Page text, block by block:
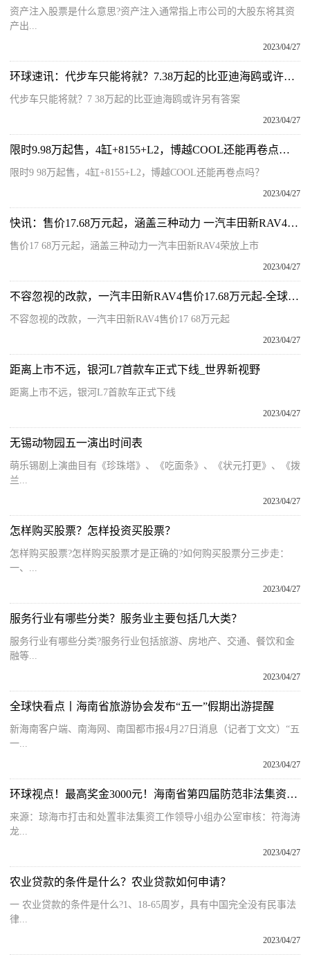
资产注入股票是什么意思?资产注入通常指上市公司的大股东将其资
产出...
2023/04/27
环球速讯：代步车只能将就？7.38万起的比亚迪海鸥或许另有答案
代步车只能将就？7 38万起的比亚迪海鸥或许另有答案
2023/04/27
限时9.98万起售，4缸+8155+L2，博越COOL还能再卷点吗？|每日简讯
限时9 98万起售，4缸+8155+L2，博越COOL还能再卷点吗？
2023/04/27
快讯：售价17.68万元起，涵盖三种动力 一汽丰田新RAV4荣放上市
售价17 68万元起，涵盖三种动力一汽丰田新RAV4荣放上市
2023/04/27
不容忽视的改款，一汽丰田新RAV4售价17.68万元起-全球百事通
不容忽视的改款，一汽丰田新RAV4售价17 68万元起
2023/04/27
距离上市不远，银河L7首款车正式下线_世界新视野
距离上市不远，银河L7首款车正式下线
2023/04/27
无锡动物园五一演出时间表
萌乐锡剧上演曲目有《珍珠塔》、《吃面条》、《状元打更》、《拨
兰...
2023/04/27
怎样购买股票？怎样投资买股票？
怎样购买股票?怎样购买股票才是正确的?如何购买股票分三步走：
一、...
2023/04/27
服务行业有哪些分类？服务业主要包括几大类？
服务行业有哪些分类?服务行业包括旅游、房地产、交通、餐饮和金
融等...
2023/04/27
全球快看点丨海南省旅游协会发布“五一”假期出游提醒
新海南客户端、南海网、南国都市报4月27日消息（记者丁文文）“五
一...
2023/04/27
环球视点！最高奖金3000元！海南省第四届防范非法集资短视频作品有奖征集
来源：琼海市打击和处置非法集资工作领导小组办公室审核：符海涛
龙...
2023/04/27
农业贷款的条件是什么？农业贷款如何申请？
一 农业贷款的条件是什么?1、18-65周岁，具有中国完全没有民事法
律...
2023/04/27